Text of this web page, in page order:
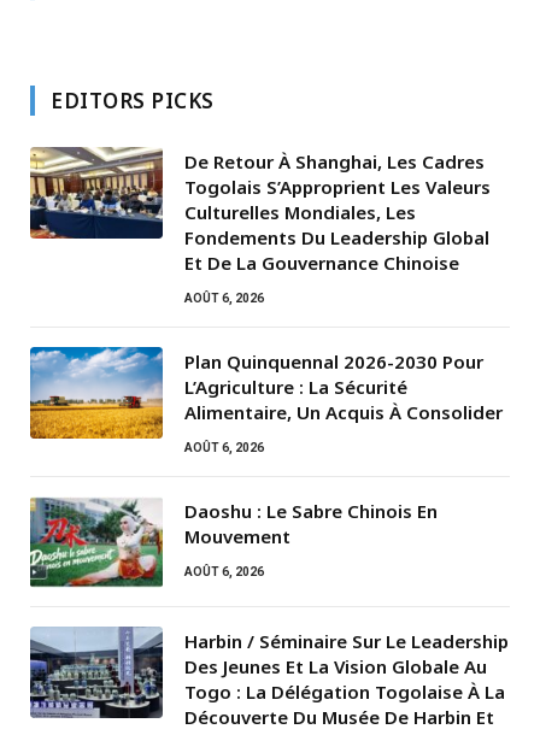
EDITORS PICKS
De Retour À Shanghai, Les Cadres
Togolais S’Approprient Les Valeurs
Culturelles Mondiales, Les
Fondements Du Leadership Global
Et De La Gouvernance Chinoise
AOÛT 6, 2026
Plan Quinquennal 2026-2030 Pour
L’Agriculture : La Sécurité
Alimentaire, Un Acquis À Consolider
AOÛT 6, 2026
Daoshu : Le Sabre Chinois En
Mouvement
AOÛT 6, 2026
Harbin / Séminaire Sur Le Leadership
Des Jeunes Et La Vision Globale Au
Togo : La Délégation Togolaise À La
Découverte Du Musée De Harbin Et